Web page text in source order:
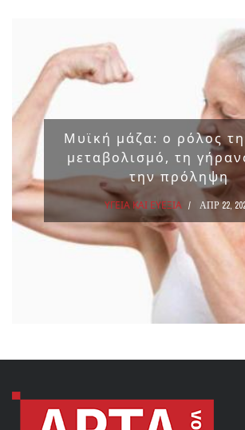
Μυϊκή μάζα: ο ρόλος
μεταβολισμό, τη
την πρόληψη
ΥΓΕΙΑ ΚΑΙ ΕΥΕΞΙΑ ΑΠΡ 22,